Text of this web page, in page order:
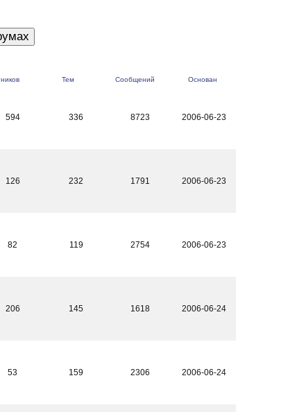
Тем Сообщений Основан
594
336 8723 2006-06-23
126
232 1791 2006-06-23
82
119 2754 2006-06-23
206
145 1618 2006-06-24
53
159 2306 2006-06-24